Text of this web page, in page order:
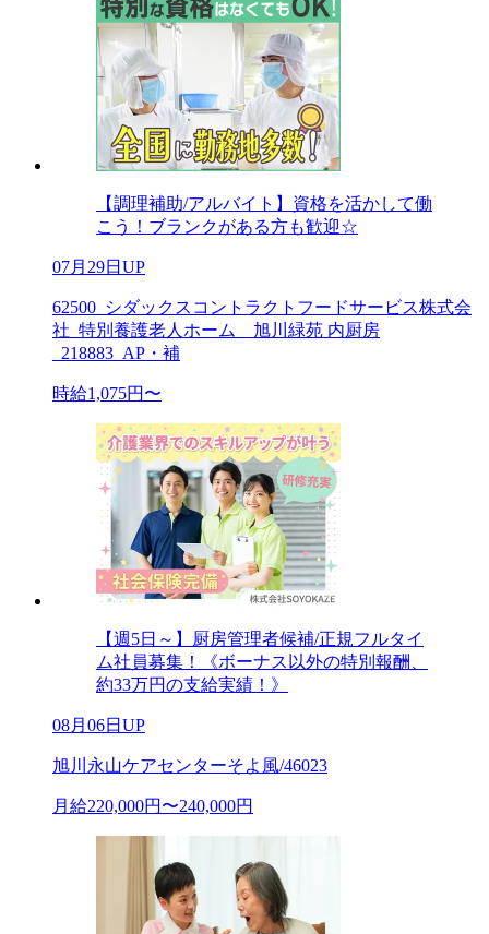
【調理補助/アルバイト】資格を活かして働
こう！ブランクがある方も歓迎☆
07月29日UP
62500_シダックスコントラクトフードサービス株式会
社_特別養護老人ホーム 旭川緑苑 内厨房
_218883_AP・補
時給1,075円〜
【週5日～】厨房管理者候補/正規フルタイ
ム社員募集！《ボーナス以外の特別報酬、
約33万円の支給実績！》
08月06日UP
旭川永山ケアセンターそよ風/46023
月給220,000円〜240,000円